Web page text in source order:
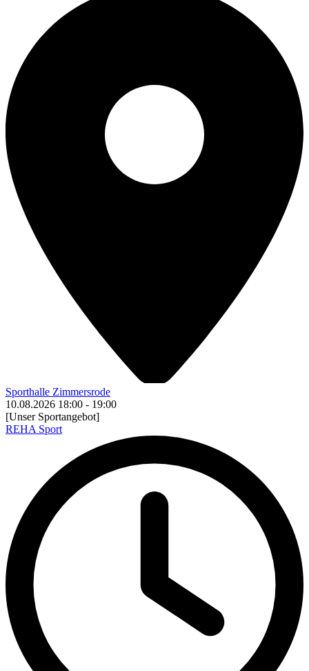
Sporthalle Zimmersrode
10.08.2026 18:00 - 19:00
[Unser Sportangebot]
REHA Sport